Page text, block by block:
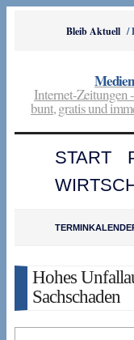
Bleib Aktuell /
Internet-Zeitungen
bunt, gratis und
START
Hohes
Sachschaden